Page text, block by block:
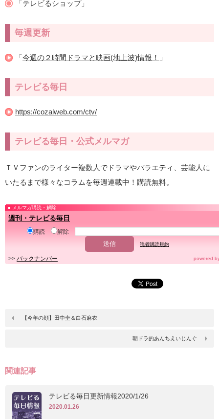
「テレビるショップ」
毎週更新
「今週の２時間ドラマと映画(地上波)情報！ 」
テレビる毎日
https://cozalweb.com/ctv/
テレビる毎日・公式メルマガ
ＴＶファンのライター複数人でドラマやバラエティ、芸能人に
いたるまで様々なコラムを毎週連載中！購読無料。
メルマガ購読・解除
週刊・テレビる毎日
購読 解除
読者購読規約
>> バックナンバー powered
【今年の顔】田中圭＆白石麻衣
朝ドラ的あんちえいじんぐ
関連記事
テレビる毎日更新情報2020/1/26
2020.01.26